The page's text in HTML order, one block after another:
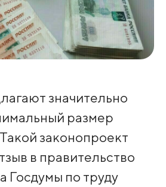
значительно
размер
законопроект
в правительство
Госдумы по труду